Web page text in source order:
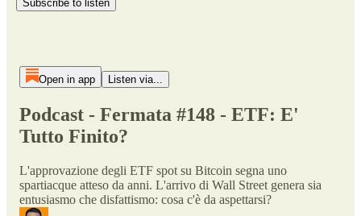
Subscribe to listen
Open in app Listen via...
Podcast - Fermata #148 - ETF: E'
Tutto Finito?
L'approvazione degli ETF spot su Bitcoin segna uno
spartiacque atteso da anni. L'arrivo di Wall Street genera sia
entusiasmo che disfattismo: cosa c'è da aspettarsi?